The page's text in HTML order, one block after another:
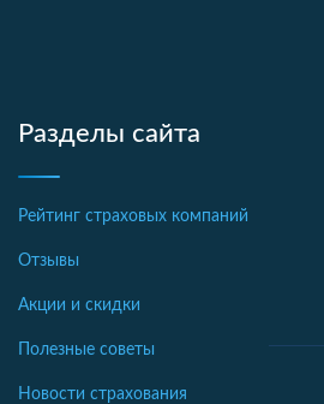
Разделы сайта
Рейтинг страховых компаний
Отзывы
Акции и скидки
Полезные советы
Новости страхования